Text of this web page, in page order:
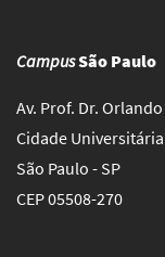
CampusSão Paulo
Av. Prof. Dr.
Cidade
São Paulo - SP
CEP 05508-270